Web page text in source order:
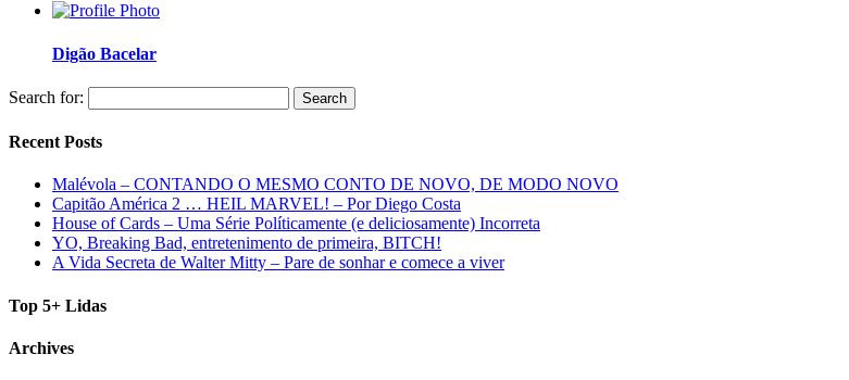
Digão Bacelar
Search for:
Recent Posts
Malévola – CONTANDO O MESMO CONTO DE NOVO, DE MODO NOVO
Capitão América 2 … HEIL MARVEL! – Por Diego Costa
House of Cards – Uma Série Políticamente (e deliciosamente) Incorreta
YO, Breaking Bad, entretenimento de primeira, BITCH!
A Vida Secreta de Walter Mitty – Pare de sonhar e comece a viver
Top 5+ Lidas
Archives